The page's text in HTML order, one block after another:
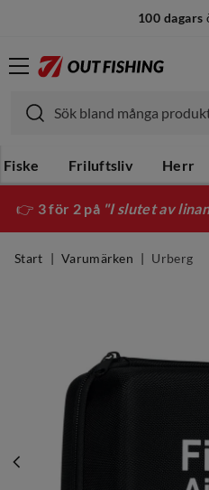
100 dagars
Fiske Friluftsliv Herr
👉 3 för 2 på "I slutet av
Start Varumärken Urberg